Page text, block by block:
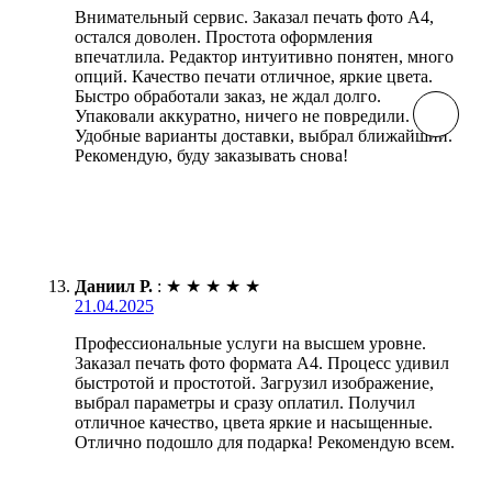
Внимательный сервис. Заказал печать фото А4,
остался доволен. Простота оформления
впечатлила. Редактор интуитивно понятен, много
опций. Качество печати отличное, яркие цвета.
Быстро обработали заказ, не ждал долго.
Упаковали аккуратно, ничего не повредили.
Удобные варианты доставки, выбрал ближайший.
Рекомендую, буду заказывать снова!
Даниил Р. : ★ ★ ★ ★ ★
21.04.2025
Профессиональные услуги на высшем уровне.
Заказал печать фото формата А4. Процесс удивил
быстротой и простотой. Загрузил изображение,
выбрал параметры и сразу оплатил. Получил
отличное качество, цвета яркие и насыщенные.
Отлично подошло для подарка! Рекомендую всем.